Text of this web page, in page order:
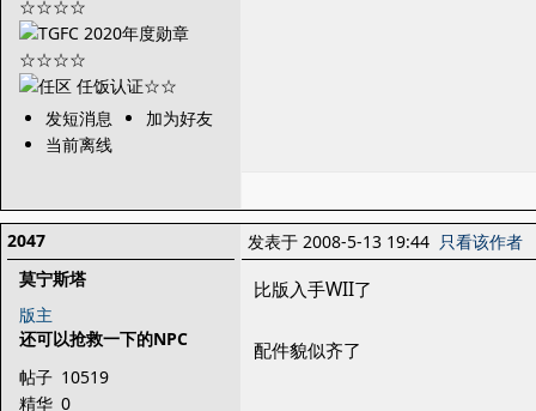
发短消息
加为好友
当前离线
2047
莫宁斯塔
版主
还可以抢救一下的NPC
帖子 10519
精华 0
发表于 2008-5-13 19:44 只看该作者
比版入手WII了
配件貌似齐了